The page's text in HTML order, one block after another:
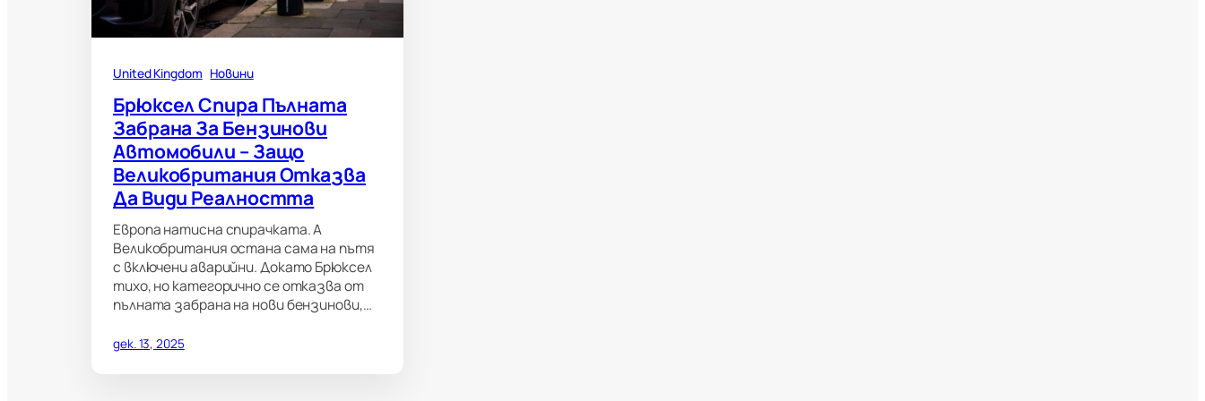
United Kingdom Новини
Брюксел Спира Пълната
Забрана За Бензинови
Автомобили – Защо
Великобритания Отказва
Да Види Реалността
Европа натисна спирачката. А
Великобритания остана сама на пътя
с включени аварийни. Докато Брюксел
тихо, но категорично се отказва от
пълната забрана на нови бензинови,…
дек. 13, 2025